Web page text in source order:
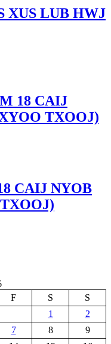
XUS LUB HWJ
18 CAIJ
TXOOJ)
CAIJ NYOB
F S
S
1
2
7 8
9